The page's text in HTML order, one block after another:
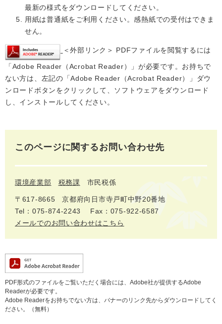
最新の様式をダウンロードしてください。
用紙は普通紙をご利用ください。感熱紙での受付はできま
せん。
＜外部リンク＞ PDFファイルを閲覧するには
「Adobe Reader（Acrobat Reader）」が必要です。お持ちで
ない方は、左記の「Adobe Reader（Acrobat Reader）」ダウ
ンロードボタンをクリックして、ソフトウェアをダウンロード
し、インストールしてください。
このページに関するお問い合わせ先
環境産業部 税務課 市民税係
〒617‐8665
京都府向日市寺戸町中野20番地
Tel：075-874-2243
Fax：075-922-6587
メールでのお問い合わせはこちら
PDF形式のファイルをご覧いただく場合には、Adobe社が提供するAdobe
Readerが必要です。
Adobe Readerをお持ちでない方は、バナーのリンク先からダウンロードしてく
ださい。（無料）